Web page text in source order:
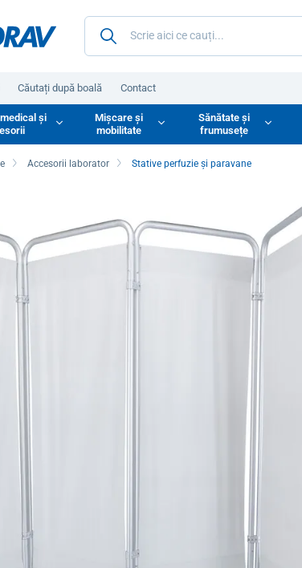
Căutați după boală Contact
și
Mișcare și
mobilitate
Sănătate și
frumusețe
Accesorii laborator Stative perfuzie și paravane